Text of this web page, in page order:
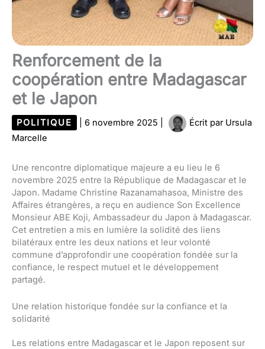
Renforcement de la
coopération entre Madagascar
et le Japon
POLITIQUE 6 novembre 2025 Écrit par Ursula
Marcelle
Une rencontre diplomatique majeure a eu lieu le 6
novembre 2025 entre la République de Madagascar et le
Japon. Madame Christine Razanamahasoa, Ministre des
Affaires étrangères, a reçu en audience Son Excellence
Monsieur ABE Koji, Ambassadeur du Japon à Madagascar.
Cet entretien a mis en lumière la solidité des liens
bilatéraux entre les deux nations et leur volonté
commune d’approfondir une coopération fondée sur la
confiance, le respect mutuel et le développement
partagé.
Une relation historique fondée sur la confiance et la
solidarité
Les relations entre Madagascar et le Japon reposent sur